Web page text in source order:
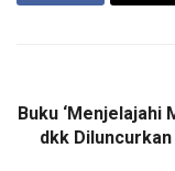
Buku ‘Menjelajahi
dkk